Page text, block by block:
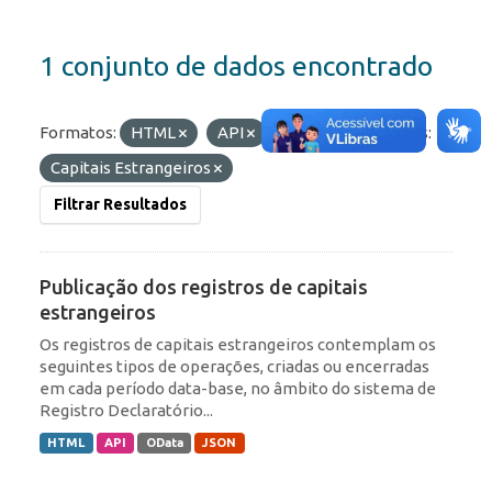
1 conjunto de dados encontrado
Formatos: HTML API JSON
Etiquetas:
Capitais Estrangeiros
Filtrar Resultados
Publicação dos registros de capitais
estrangeiros
Os registros de capitais estrangeiros contemplam os
seguintes tipos de operações, criadas ou encerradas
em cada período data-base, no âmbito do sistema de
Registro Declaratório...
HTML API OData JSON